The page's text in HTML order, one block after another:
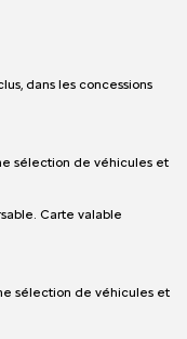
dans les concessions
sélection de véhicules et
Carte valable
sélection de véhicules et